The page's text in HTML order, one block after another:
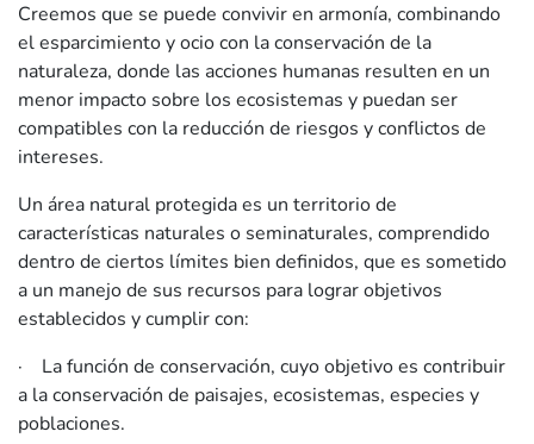
Creemos que se puede convivir en armonía, combinando
el esparcimiento y ocio con la conservación de la
naturaleza, donde las acciones humanas resulten en un
menor impacto sobre los ecosistemas y puedan ser
compatibles con la reducción de riesgos y conflictos de
intereses.
Un área natural protegida es un territorio de
características naturales o seminaturales, comprendido
dentro de ciertos límites bien definidos, que es sometido
a un manejo de sus recursos para lograr objetivos
establecidos y cumplir con:
· La función de conservación, cuyo objetivo es contribuir
a la conservación de paisajes, ecosistemas, especies y
poblaciones.